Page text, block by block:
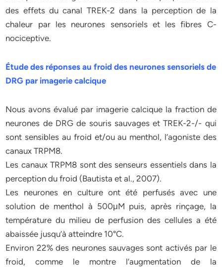
des effets du canal TREK-2 dans la perception de la
chaleur par les neurones sensoriels et les fibres C-
nociceptive.
Étude des réponses au froid des neurones sensoriels de
DRG par imagerie calcique
Nous avons évalué par imagerie calcique la fraction de
neurones de DRG de souris sauvages et TREK-2-/- qui
sont sensibles au froid et/ou au menthol, l’agoniste des
canaux TRPM8.
Les canaux TRPM8 sont des senseurs essentiels dans la
perception du froid (Bautista et al., 2007).
Les neurones en culture ont été perfusés avec une
solution de menthol à 500μM puis, après rinçage, la
température du milieu de perfusion des cellules a été
abaissée jusqu’à atteindre 10°C.
Environ 22% des neurones sauvages sont activés par le
froid, comme le montre l’augmentation de la